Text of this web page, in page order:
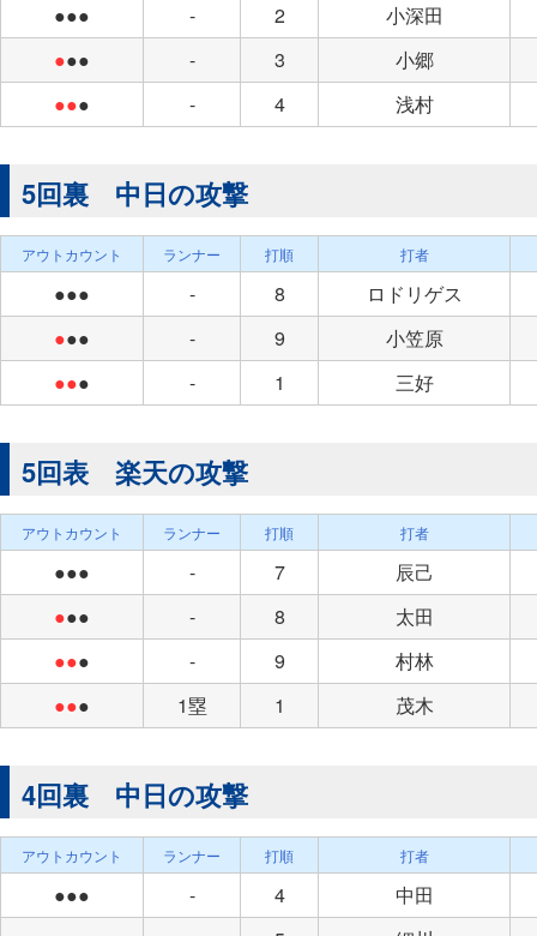
●●● - 2
小深田
●●● - 3
小郷
●●● - 4 浅村
5回裏 中日の攻撃
アウトカウント ランナー 打順 打者
●●● - 8
ロドリゲス
●●● - 9
小笠原
●●● - 1 三好
5回表 楽天の攻撃
アウトカウント ランナー 打順 打者
●●● - 7
辰己
●●● - 8
太田
●●● - 9
村林
●●● 1塁 1 茂木
4回裏 中日の攻撃
アウトカウント ランナー 打順 打者
●●● - 4
中田